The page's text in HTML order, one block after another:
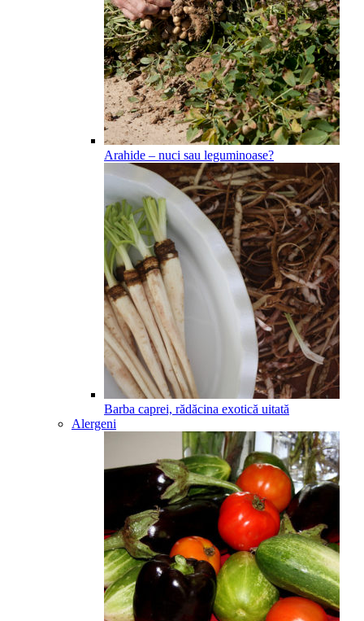
Arahide – nuci sau leguminoase?
Barba caprei, rădăcina exotică uitată
Alergeni